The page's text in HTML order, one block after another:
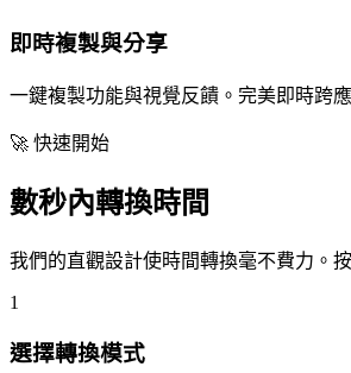
即時複製與分享
一鍵複製功能與視覺反饋。完美即時跨
🚀 快速開始
數秒內轉換時間
我們的直觀設計使時間轉換毫不費力。
1
選擇轉換模式